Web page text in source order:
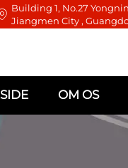
Building 1, No.27
Jiangmen City ,
OM OS